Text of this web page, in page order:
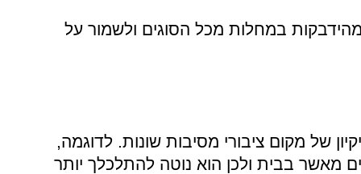
מהידבקות במחלות מכל הסוגים ולשמור על
של מקום ציבורי מסיבות שונות. לדוגמה,
מאשר בבית ולכן הוא נוטה להתלכלך יותר